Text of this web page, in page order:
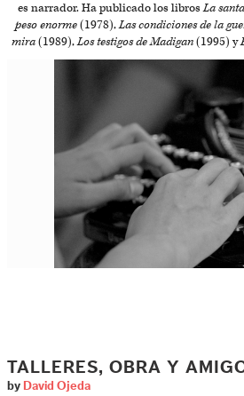
es narrador. Ha publicado los librosLa
peso enorme(1978),Las condiciones de la
mira(1989),Los testigos de Madigan(1995) y
TALLERES, OBRA Y
by David Ojeda